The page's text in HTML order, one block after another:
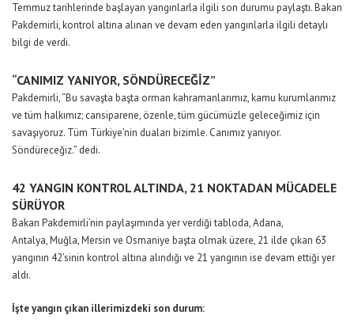
Temmuz tarihlerinde başlayan yangınlarla ilgili son durumu paylaştı. Bakan
Pakdemirli, kontrol altına alınan ve devam eden yangınlarla ilgili detaylı
bilgi de verdi.
“CANIMIZ YANIYOR, SÖNDÜRECEĞİZ”
Pakdemirli, “Bu savaşta başta orman kahramanlarımız, kamu kurumlarımız
ve tüm halkımız; cansiparene, özenle, tüm gücümüzle geleceğimiz için
savaşıyoruz. Tüm Türkiye’nin duaları bizimle. Canımız yanıyor.
Söndüreceğiz.” dedi.
42 YANGIN KONTROL ALTINDA, 21 NOKTADAN MÜCADELE
SÜRÜYOR
Bakan Pakdemirli’nin paylaşımında yer verdiği tabloda, Adana,
Antalya, Muğla, Mersin ve Osmaniye başta olmak üzere, 21 ilde çıkan 63
yangının 42’sinin kontrol altına alındığı ve 21 yangının ise devam ettiği yer
aldı.
İşte yangın çıkan illerimizdeki son durum: